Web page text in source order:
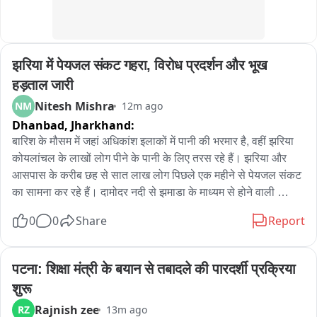
कहा कि बाहरी कंपनी और खनन विभाग के अधिकारी मिली भगत कर नियम
के विरुद्ध होकर अधिक खनन किया। जो अब जानलेवा साबित हो रहा है।
उन्होंने कहा कि अगर जिला प्रशासन सुरक्षा के लिहाज से यदि जल्द सुरक्षा
के लिहाज से करवाई नहीं किया गया तो गठबंधन की ओर से जिले में व्यापक
आंदोलन किया जाएगा।
झरिया में पेयजल संकट गहरा, विरोध प्रदर्शन और भूख
हड़ताल जारी
NM Nitesh Mishra 12m ago
Dhanbad, Jharkhand:
बारिश के मौसम में जहां अधिकांश इलाकों में पानी की भरमार है, वहीं झरिया
कोयलांचल के लाखों लोग पीने के पानी के लिए तरस रहे हैं। झरिया और
आसपास के करीब छह से सात लाख लोग पिछले एक महीने से पेयजल संकट
का सामना कर रहे हैं। दामोदर नदी से झमाडा के माध्यम से होने वाली
कारण बाधित हो रही है। पानी की कोई वैकल्पिक व्यवस्था नहीं होने से लोगों
बिजली उपभोक्ता मंच के बैनर तले झरिया स्थित झमाडा कार्यालय के सामने
एक दिवसीय भूख हड़ताल की गई। भूख हड़ताल में बड़ी संख्या में महिला और
पुरुष शामिल हुए। प्रदर्शनकारियों ने जिला प्रशासन और राज्य सरकार से
पेयजल संकट का स्थायी समाधान करने की मांग की। उन्होंने चेतावनी दी कि
0 0 Share Report
पटना: शिक्षा मंत्री के बयान से तबादले की पारदर्शी प्रक्रिया
शुरू
RZ Rajnish zee 13m ago